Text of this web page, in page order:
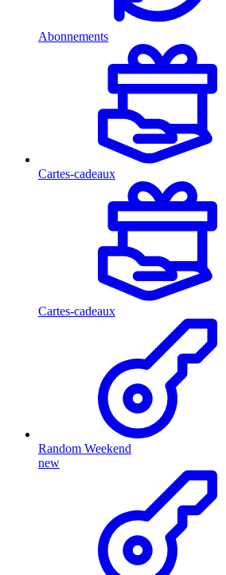
Abonnements
Cartes-cadeaux
Cartes-cadeaux
Random Weekend
new